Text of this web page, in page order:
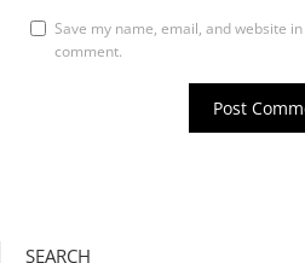
Save my name, email, and website
comment.
SEARCH